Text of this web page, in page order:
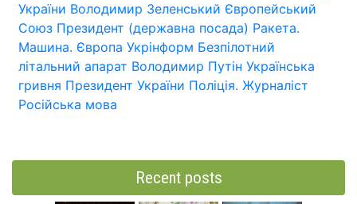
України Володимир Зеленський Європейський
Союз Президент (державна посада) Ракета.
Машина. Європа Укрінформ Безпілотний
літальний апарат Володимир Путін Українська
гривня Президент України Поліція. Журналіст
Російська мова
Recent posts